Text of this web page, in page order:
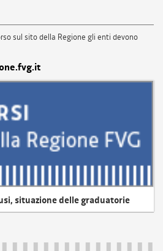
sul sito della Regione gli enti devono
situazione delle graduatorie